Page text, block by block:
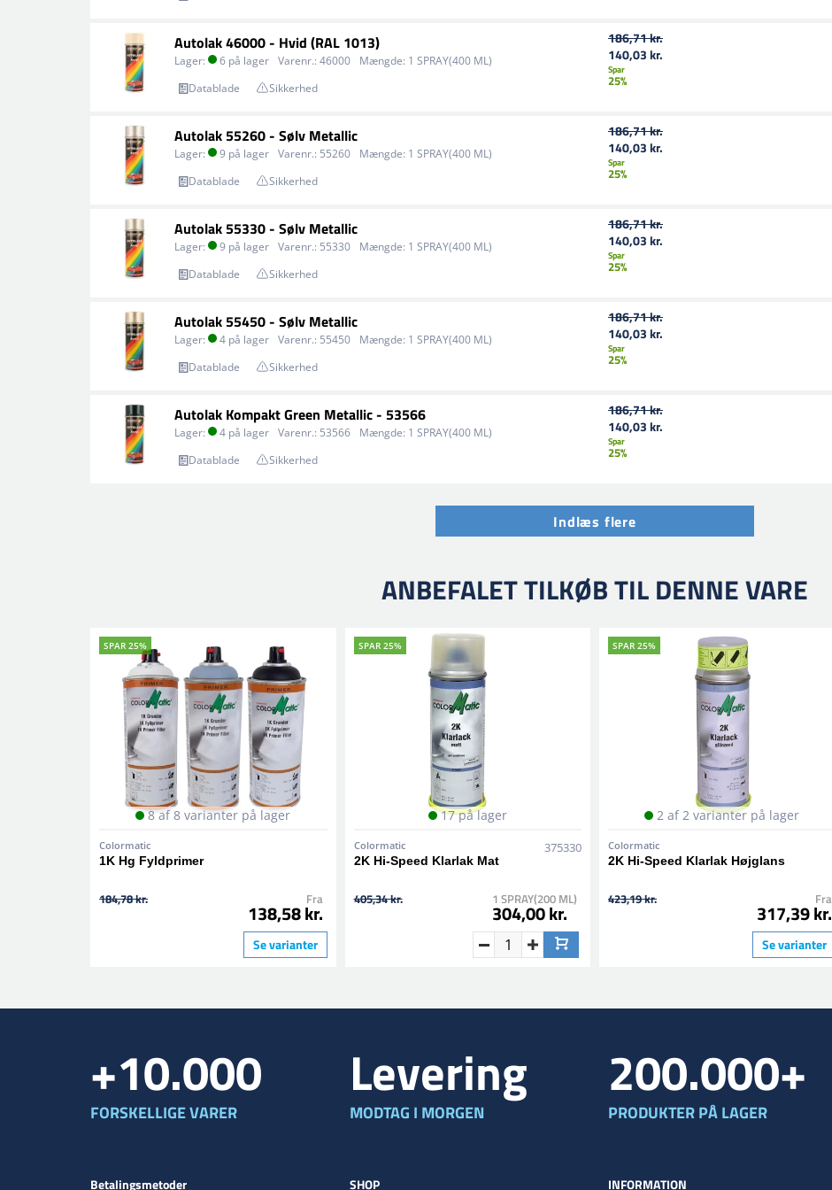
Autolak 46000 - Hvid (RAL 1013)
Lager: 6 på lager Varenr.: 46000 Mængde: 1 SPRAY(400 ML)
Datablade
Sikkerhed
186,71 kr.
140,03 kr.
Spar
25%
Autolak 55260 - Sølv Metallic
Lager: 9 på lager Varenr.: 55260 Mængde: 1 SPRAY(400 ML)
Datablade
Sikkerhed
186,71 kr.
140,03 kr.
Spar
25%
Autolak 55330 - Sølv Metallic
Lager: 9 på lager Varenr.: 55330 Mængde: 1 SPRAY(400 ML)
Datablade
Sikkerhed
186,71 kr.
140,03 kr.
Spar
25%
Autolak 55450 - Sølv Metallic
Lager: 4 på lager Varenr.: 55450 Mængde: 1 SPRAY(400 ML)
Datablade
Sikkerhed
186,71 kr.
140,03 kr.
Spar
25%
Autolak Kompakt Green Metallic - 53566
Lager: 4 på lager Varenr.: 53566 Mængde: 1 SPRAY(400 ML)
Datablade
Sikkerhed
186,71 kr.
140,03 kr.
Spar
25%
Indlæs flere
ANBEFALET TILKØB TIL DENNE VARE
SPAR 25%
8 af 8 varianter på lager
Colormatic
1K Hg Fyldprimer
184,78 kr. Fra
138,58 kr.
Se varianter
SPAR 25%
17 på lager
Colormatic 375330
2K Hi-Speed Klarlak Mat
405,34 kr. 1 SPRAY(200 ML)
304,00 kr.
SPAR 25%
2 af 2 varianter på lager
Colormatic
2K Hi-Speed Klarlak Højglans
423,19 kr. Fra
317,39 kr.
Se varianter
+10.000
FORSKELLIGE VARER
Levering
MODTAG I MORGEN
200.000+
PRODUKTER PÅ LAGER
Betalingsmetoder SHOP INFORMATION